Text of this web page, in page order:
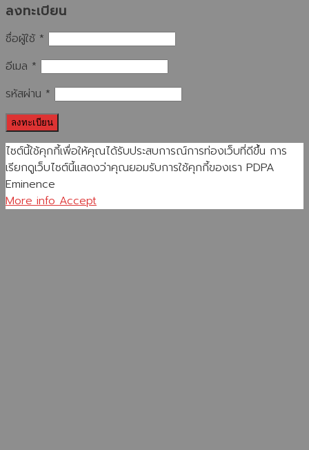
ลงทะเบียน
ชื่อผู้ใช้ *
อีเมล *
รหัสผ่าน *
ลงทะเบียน
ไซต์นี้ใช้คุกกี้เพื่อให้คุณได้รับประสบการณ์การท่องเว็บที่ดีขึ้น การ
เรียกดูเว็บไซต์นี้แสดงว่าคุณยอมรับการใช้คุกกี้ของเรา PDPA
Eminence
More info Accept